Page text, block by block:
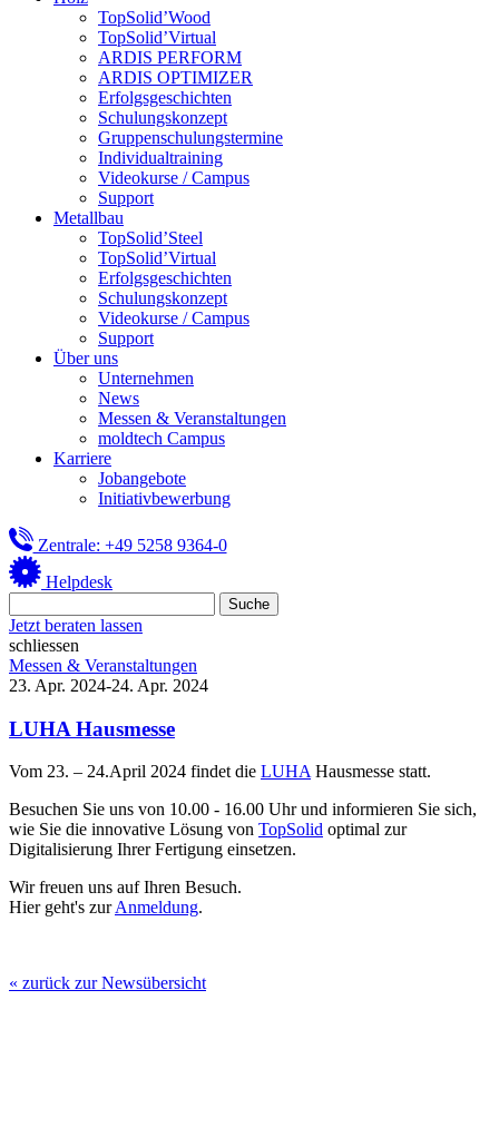
TopSolid’Wood
TopSolid’Virtual
ARDIS PERFORM
ARDIS OPTIMIZER
Erfolgsgeschichten
Schulungskonzept
Gruppenschulungstermine
Individualtraining
Videokurse / Campus
Support
Metallbau
TopSolid’Steel
TopSolid’Virtual
Erfolgsgeschichten
Schulungskonzept
Videokurse / Campus
Support
Über uns
Unternehmen
News
Messen & Veranstaltungen
moldtech Campus
Karriere
Jobangebote
Initiativbewerbung
Zentrale: +49 5258 9364-0
Helpdesk
Jetzt beraten lassen
schliessen
Messen & Veranstaltungen
23. Apr. 2024-24. Apr. 2024
LUHA Hausmesse
Vom 23. – 24.April 2024 findet die LUHAHausmesse statt.
Besuchen Sie uns von 10.00 - 16.00 Uhr und informieren Sie sich,
wie Sie die innovative Lösung von TopSolid optimal zur
Digitalisierung Ihrer Fertigung einsetzen.
Wir freuen uns auf Ihren Besuch.
Hier geht's zurAnmeldung.
« zurück zur Newsübersicht